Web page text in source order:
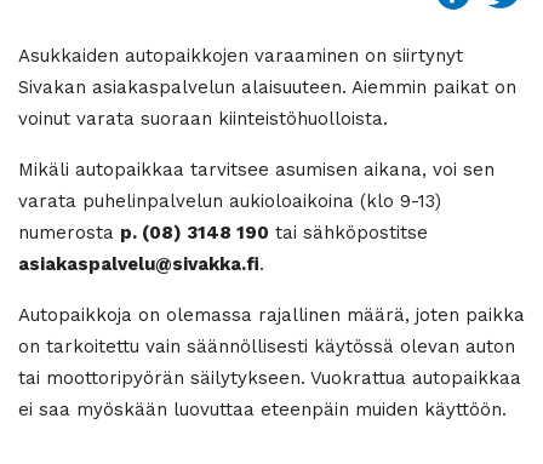
Asukkaiden autopaikkojen varaaminen on siirtynyt
Sivakan asiakaspalvelun alaisuuteen. Aiemmin paikat on
voinut varata suoraan kiinteistöhuolloista.
Mikäli autopaikkaa tarvitsee asumisen aikana, voi sen
varata puhelinpalvelun aukioloaikoina (klo 9-13)
numerosta p. (08) 3148 190 tai sähköpostitse
asiakaspalvelu@sivakka.fi.
Autopaikkoja on olemassa rajallinen määrä, joten paikka
on tarkoitettu vain säännöllisesti käytössä olevan auton
tai moottoripyörän säilytykseen. Vuokrattua autopaikkaa
ei saa myöskään luovuttaa eteenpäin muiden käyttöön.